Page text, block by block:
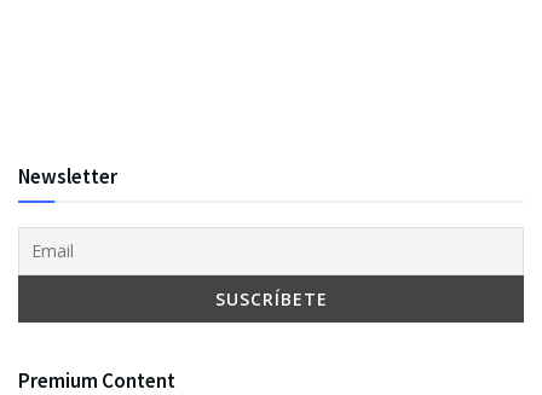
Newsletter
Premium Content